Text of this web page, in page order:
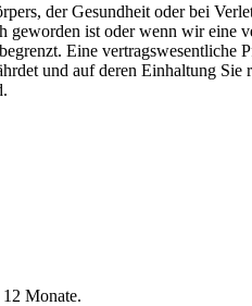
der Gesundheit oder bei
ist oder wenn wir
begrenzt. Eine vertragswesentliche
und auf deren Einhaltung
Monate.